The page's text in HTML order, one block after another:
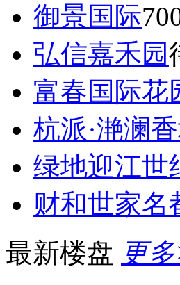
御景国际
弘信嘉禾园
富春国际花
杭派·滟澜
绿地迎江世
财和世家名
最新楼盘 更